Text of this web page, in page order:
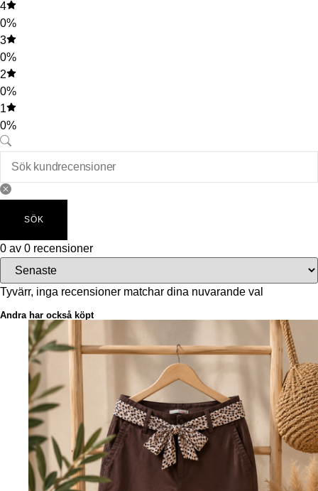
4
0%
3
0%
2
0%
1
0%
SÖK
0 av 0 recensioner
Tyvärr, inga recensioner matchar dina nuvarande val
Andra har också köpt